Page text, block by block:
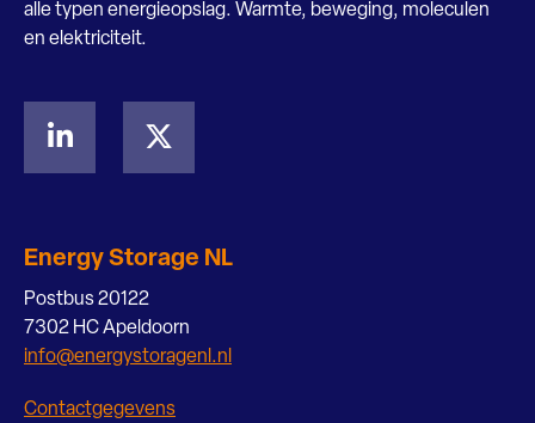
alle typen energieopslag. Warmte, beweging, moleculen
en elektriciteit.
Energy Storage NL
Postbus 20122
7302 HC Apeldoorn
info@energystoragenl.nl
Contactgegevens